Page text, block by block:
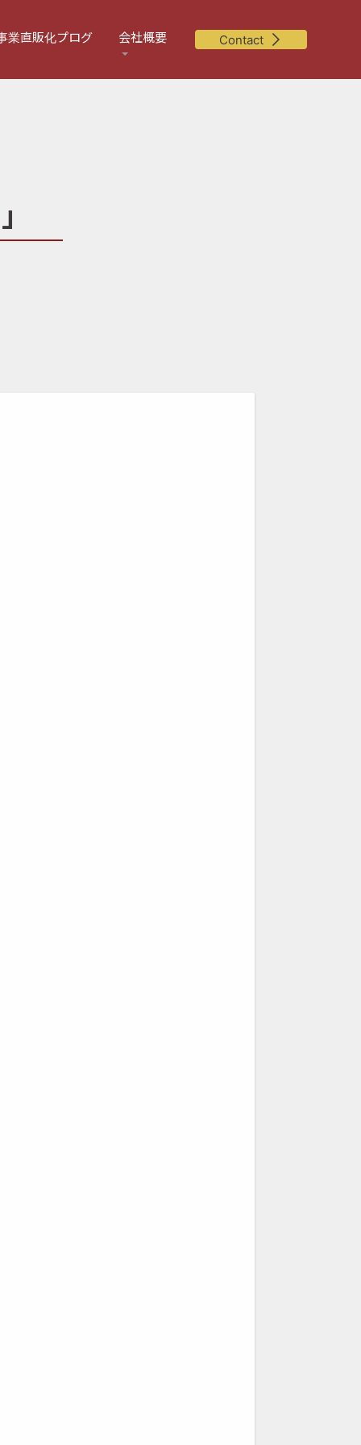
業直販化プログ
会社概要 Contact